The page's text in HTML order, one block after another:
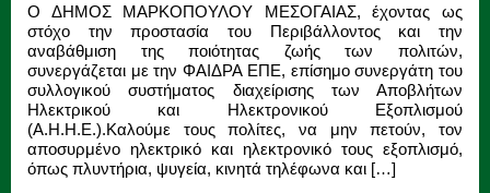
Ο ΔΗΜΟΣ ΜΑΡΚΟΠΟΥΛΟΥ ΜΕΣΟΓΑΙΑΣ, έχοντας ως
στόχο την προστασία του Περιβάλλοντος και την
αναβάθμιση της ποιότητας ζωής των πολιτών,
συνεργάζεται με την ΦΑΙΔΡΑ ΕΠΕ, επίσημο συνεργάτη του
συλλογικού συστήματος διαχείρισης των Αποβλήτων
Ηλεκτρικού και Ηλεκτρονικού Εξοπλισμού
(Α.Η.Η.Ε.).Καλούμε τους πολίτες, να μην πετούν, τον
αποσυρμένο ηλεκτρικό και ηλεκτρονικό τους εξοπλισμό,
όπως πλυντήρια, ψυγεία, κινητά τηλέφωνα και […]